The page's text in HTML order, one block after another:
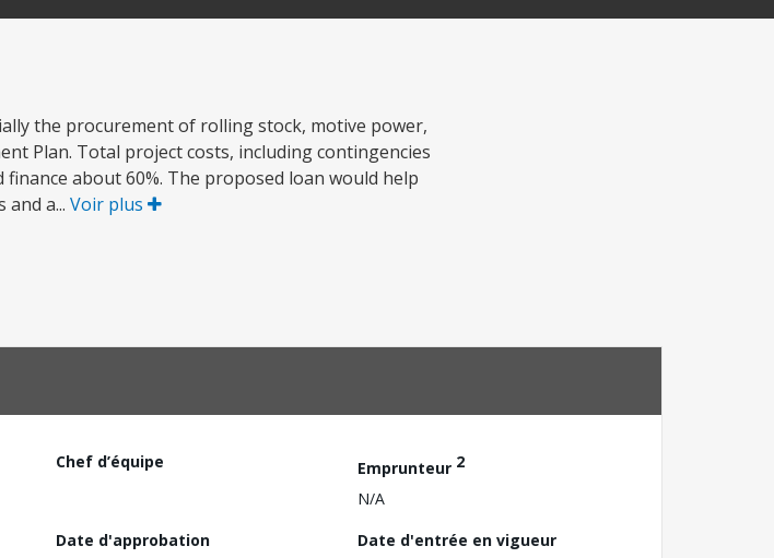
the procurement of rolling stock, motive power,
Plan. Total project costs, including contingencies
about 60%. The proposed loan would help
a... Voir plus
Chef d’équipe Emprunteur 2
N/A
Date d'approbation
Date d'entrée en vigueur